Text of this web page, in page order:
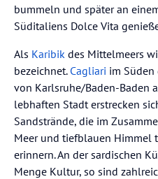
bummeln und später an
Süditaliens Dolce Vita
Als Karibik des Mittelmeers
bezeichnet. Cagliari im
von Karlsruhe/Baden-Baden
lebhaften Stadt erstrecken
Sandstrände, die im
Meer und tiefblauen Himmel
erinnern. An der sardischen
Menge Kultur, so sind